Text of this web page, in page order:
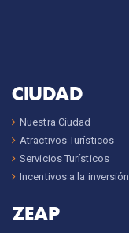
CIUDAD
Nuestra Ciudad
Atractivos Turísticos
Servicios Turísticos
Incentivos a la inversión
ZEAP